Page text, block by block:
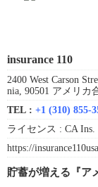
insurance 110
2400 West Carson
nia, 90501 アメリカ
TEL : +1 (310) 855-
ライセンス : CA
https://
貯蓄が増える『ア